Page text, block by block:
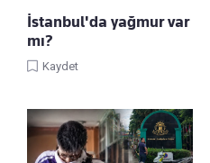
İstanbul'da yağmur var
mı?
Kaydet